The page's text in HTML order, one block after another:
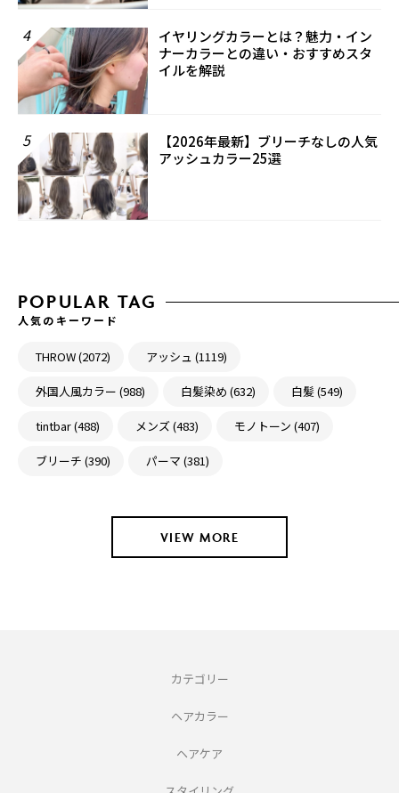
4
イヤリングカラーとは？魅力・イン
ナーカラーとの違い・おすすめスタ
イルを解説
5
【2026年最新】ブリーチなしの人気
アッシュカラー25選
POPULAR TAG
人気のキーワード
THROW (2072) アッシュ (1119)
外国人風カラー (988) 白髪染め (632) 白髪 (549)
tintbar (488) メンズ (483) モノトーン (407)
ブリーチ (390) パーマ (381)
VIEW MORE
カテゴリー
ヘアカラー
ヘアケア